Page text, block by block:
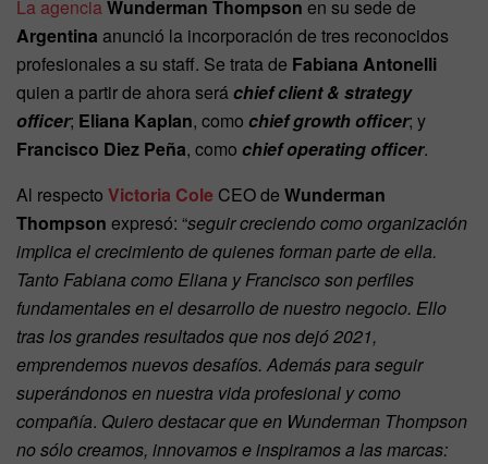
La agenciaWunderman Thompson en su sede de
Argentina anunció la incorporación de tres reconocidos
profesionales a su staff. Se trata de Fabiana Antonelli
quien a partir de ahora seráchief client & strategy
officer; Eliana Kaplan, como chief growth officer; y
Francisco Diez Peña, como chief operating officer.
Al respecto Victoria Cole CEO de Wunderman
Thompson expresó: “seguir creciendo como organización
implica el crecimiento de quienes forman parte de ella.
Tanto Fabiana como Eliana y Francisco son perfiles
fundamentales en el desarrollo de nuestro negocio. Ello
tras los grandes resultados que nos dejó 2021,
emprendemos nuevos desafíos. Además para seguir
superándonos en nuestra vida profesional y como
compañía. Quiero destacar que en Wunderman Thompson
no sólo creamos, innovamos e inspiramos a las marcas: